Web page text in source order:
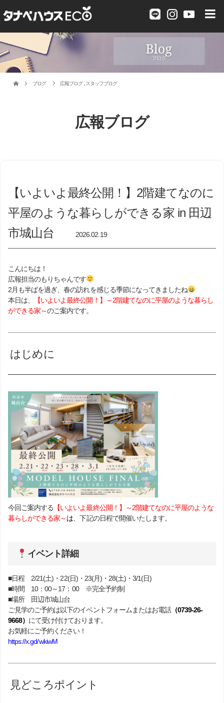
ブログ 広報ブログ スタッフブログ
広報ブログ
【いよいよ最終公開！】2階建てなのに
平屋のような暮らしができる家 in 田辺
市城山台
2026.02.19
こんにちは！
広報担当のもりちゃんです
2月も半ばを過ぎ、春の訪れを感じる季節になってきましたね
本日は、
【いよいよ最終公開！】 ～2階建てなのに平屋のような暮らし
ができる家～のご案内です。
はじめに
今回ご案内する 【いよいよ最終公開！】 ～2階建てなのに平屋のような
暮らしができる家～は 、下記の日程で開催いたします。
イベント詳細
■日程 2/21(土)・22(日)・23(月)・28(土)・3/1(日)
■時間 10：00～17：00 ※完全予約制
■場所 田辺市城山台
ご見学のご予約は以下のイベントフォームまたはお電話（0739-26-
9668） にて受け付けております。
お気軽にご予約ください！
https://x.gd/wkiwM
見どころポイント